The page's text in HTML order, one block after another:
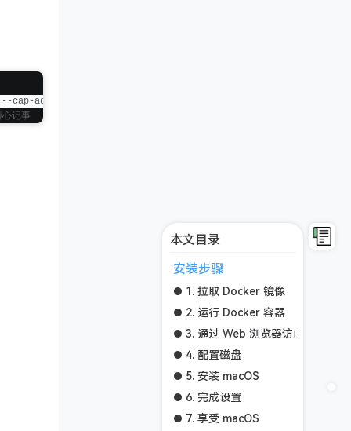
本文目录
安装步骤
1. 拉取 Docker 镜像
2. 运行 Docker 容器
3. 通过 Web 浏览器访问
4. 配置磁盘
5. 安装 macOS
6. 完成设置
7. 享受 macOS
add NET_ADMIN -v
记事